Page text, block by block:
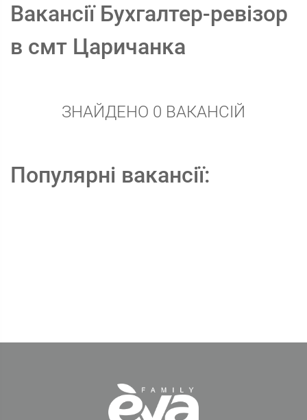
Вакансії Бухгалтер-ревізор
в смт Царичанка
ЗНАЙДЕНО 0 ВАКАНСІЙ
Популярні вакансії: